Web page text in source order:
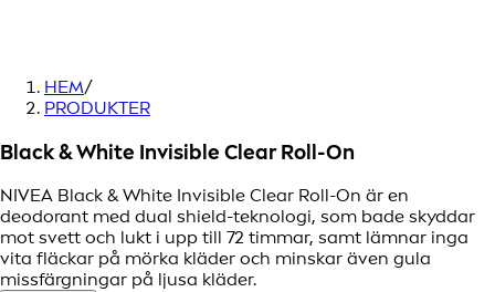
HEM/
PRODUKTER
Black & White Invisible Clear Roll-On
NIVEA Black & White Invisible Clear Roll-On är en
deodorant med dual shield-teknologi, som bade skyddar
mot svett och lukt i upp till 72 timmar, samt lämnar inga
vita fläckar på mörka kläder och minskar även gula
missfärgningar på ljusa kläder.